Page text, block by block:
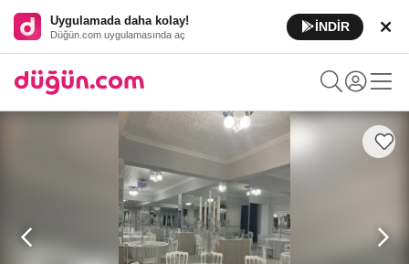
Uygulamada daha kolay!
Düğün.com uygulamasında aç
İNDİR